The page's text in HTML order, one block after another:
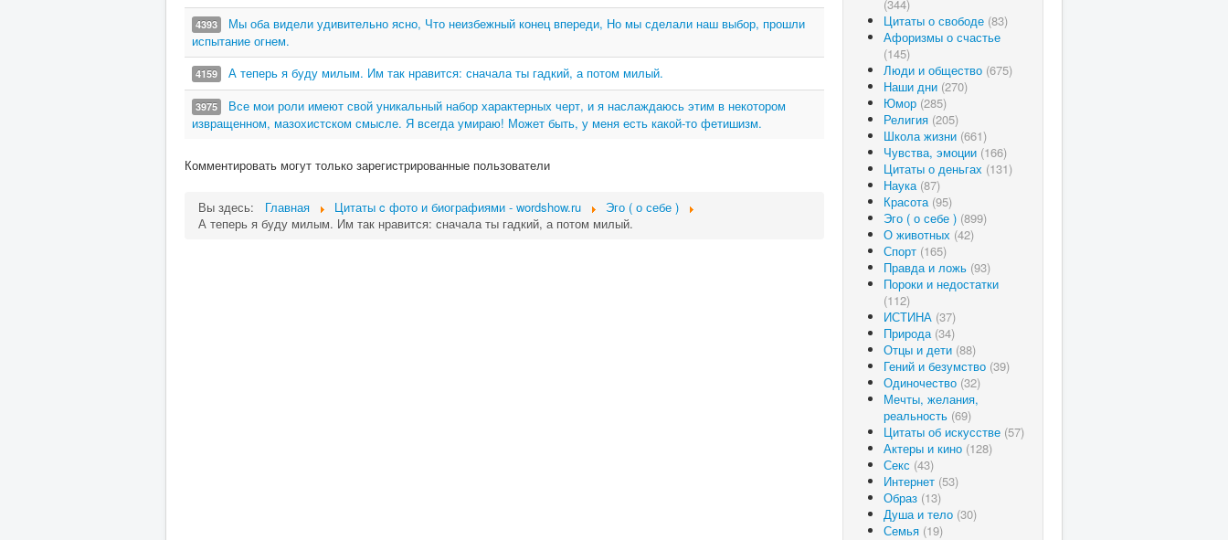
4393
Мы оба видели удивительно ясно, Что неизбежный конец впереди, Но мы сделали наш выбор, прошли
испытание огнем.
4159 А теперь я буду милым. Им так нравится: сначала ты гадкий, а потом милый.
3975
Все мои роли имеют свой уникальный набор характерных черт, и я наслаждаюсь этим в некотором
извращенном, мазохистском смысле. Я всегда умираю! Может быть, у меня есть какой-то фетишизм.
Комментировать могут только зарегистрированные пользователи
Вы здесь: Главная Цитаты c фото и биографиями - wordshow.ru
Эго ( о себе )
А теперь я буду милым. Им так нравится: сначала ты гадкий, а потом милый.
(344)
Цитаты о свободе (83)
Афоризмы о счастье
(145)
Люди и общество (675)
Наши дни (270)
Юмор (285)
Религия (205)
Школа жизни (661)
Чувства, эмоции (166)
Цитаты о деньгах (131)
Наука (87)
Красота (95)
Эго ( о себе ) (899)
О животных (42)
Спорт (165)
Правда и ложь (93)
Пороки и недостатки
(112)
ИСТИНА (37)
Природа (34)
Отцы и дети (88)
Гений и безумство (39)
Одиночество (32)
Мечты, желания,
реальность (69)
Цитаты об искусстве (57)
Актеры и кино (128)
Секс (43)
Интернет (53)
Образ (13)
Душа и тело (30)
Семья (19)